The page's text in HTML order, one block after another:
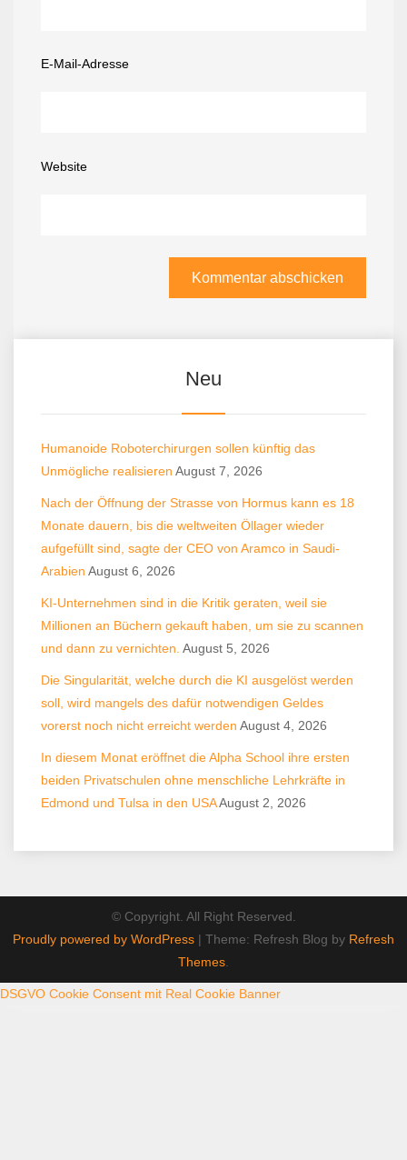
E-Mail-Adresse
Website
Neu
Humanoide Roboterchirurgen sollen künftig das
Unmögliche realisieren August 7, 2026
Nach der Öffnung der Strasse von Hormus kann es 18
Monate dauern, bis die weltweiten Öllager wieder
aufgefüllt sind, sagte der CEO von Aramco in Saudi-
Arabien August 6, 2026
KI-Unternehmen sind in die Kritik geraten, weil sie
Millionen an Büchern gekauft haben, um sie zu scannen
und dann zu vernichten. August 5, 2026
Die Singularität, welche durch die KI ausgelöst werden
soll, wird mangels des dafür notwendigen Geldes
vorerst noch nicht erreicht werden August 4, 2026
In diesem Monat eröffnet die Alpha School ihre ersten
beiden Privatschulen ohne menschliche Lehrkräfte in
Edmond und Tulsa in den USAAugust 2, 2026
© Copyright. All Right Reserved.
Proudly powered by WordPress | Theme: Refresh Blog by Refresh
Themes
DSGVO Cookie Consent mit Real Cookie Banner